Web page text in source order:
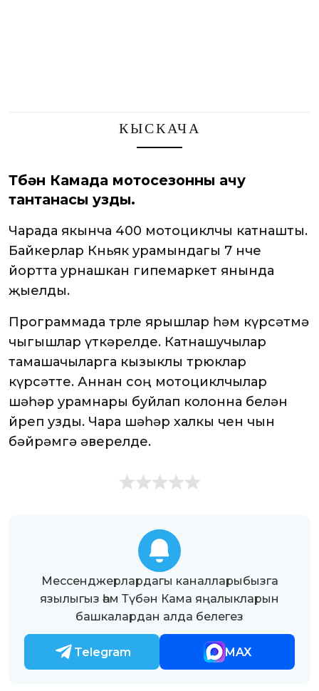
КЫСКАЧА
Түбән Камада мотосезонны ачу
тантанасы узды.
Чарада якынча 400 мотоциклчы катнашты.
Байкерлар Көньяк урамындагы 7 нче
йортта урнашкан гипемаркет янында
җыелды.
Программада төрле ярышлар һәм күрсәтмә
чыгышлар үткәрелде. Катнашучылар
тамашачыларга кызыклы трюклар
күрсәтте. Аннан соң мотоциклчылар
шәһәр урамнары буйлап колонна белән
йөреп узды. Чара шәһәр халкы өчен чын
бәйрәмгә әверелде.
Мессенджерлардагы каналларыбызга
язылыгыз һәм Түбән Кама яңалыкларын
башкалардан алда белегез
Telegram MAX